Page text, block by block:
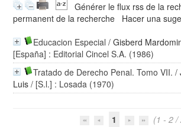
Générer le flux rss de la
permanent de la recherche
Hacer una
Educacion Especial /Gisberd
[España] : Editorial Cincel S.A. (1986)
Tratado de Derecho Penal. Tomo VII. /
Luis / [S.l.] : Losada (1970)
1 (1 - 2 /